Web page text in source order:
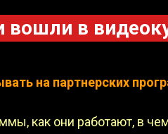
вошли в
на партнерских
как они работают, в